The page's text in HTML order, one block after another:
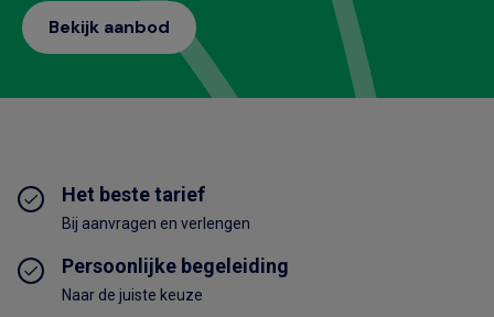
Bekijk aanbod
Het beste tarief
Bij aanvragen en verlengen
Persoonlijke begeleiding
Naar de juiste keuze